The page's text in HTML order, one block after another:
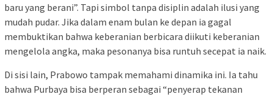
baru yang berani”. Tapi simbol tanpa disiplin adalah ilusi yang
mudah pudar. Jika dalam enam bulan ke depan ia gagal
membuktikan bahwa keberanian berbicara diikuti keberanian
mengelola angka, maka pesonanya bisa runtuh secepat ia naik.
Di sisi lain, Prabowo tampak memahami dinamika ini. Ia tahu
bahwa Purbaya bisa berperan sebagai “penyerap tekanan